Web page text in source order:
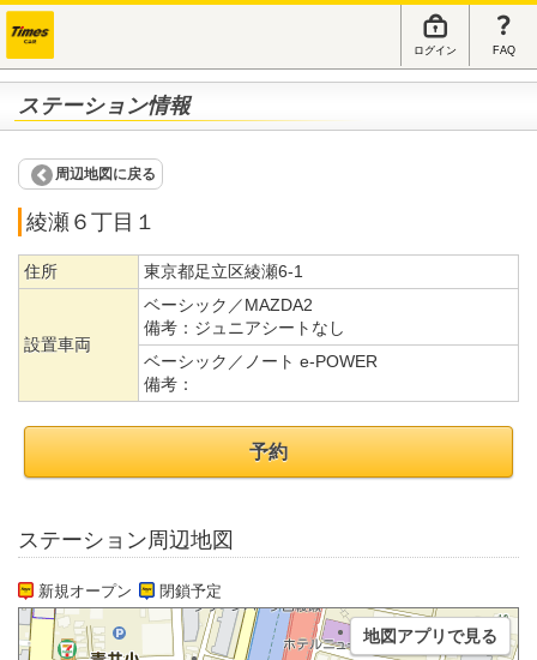
ログイン FAQ
ステーション情報
周辺地図に戻る
綾瀬６丁目１
住所 東京都足立区綾瀬6-1
設置車両
ベーシック／MAZDA2
備考： ジュニアシートなし
ベーシック／ノート e-POWER
備考：
予約
ステーション周辺地図
新規オープン 閉鎖予定
地図アプリで見る